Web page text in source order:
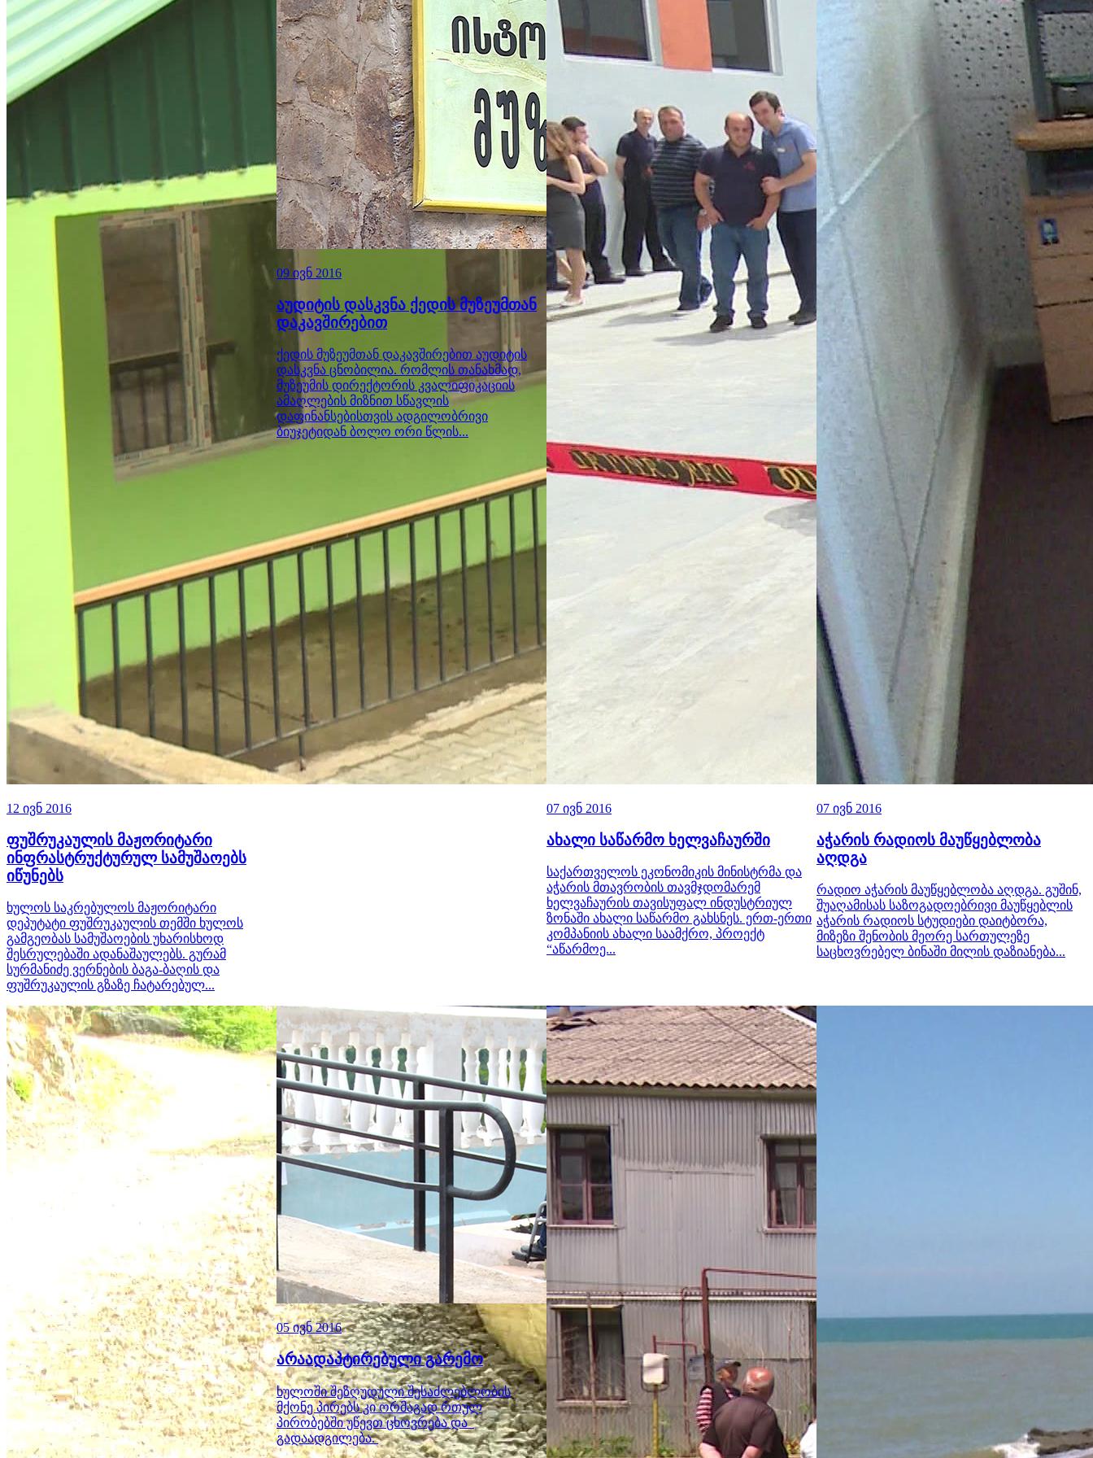
12 ივნ 2016
ფუშრუკაულის მაჟორიტარი
ინფრასტრუქტურულ სამუშაოებს
იწუნებს
ხულოს საკრებულოს მაჟორიტარი
დეპუტატი ფუშრუკაულის თემში ხულოს
გამგეობას სამუშაოების უხარისხოდ
შესრულებაში ადანაშაულებს. გურამ
სურმანიძე ვერნების ბაგა-ბაღის და
ფუშრუკაულის გზაზე ჩატარებულ...
09 ივნ 2016
აუდიტის დასკვნა ქედის მუზეუმთან
დაკავშირებით
ქედის მუზეუმთან დაკავშირებით აუდიტის
დასკვნა ცნობილია. რომლის თანახმად,
მუზეუმის დირექტორის კვალიფიკაციის
ამაღლების მიზნით სწავლის
დაფინანსებისთვის ადგილობრივი
ბიუჯეტიდან ბოლო ორი წლის...
07 ივნ 2016
ახალი საწარმო ხელვაჩაურში
საქართველოს ეკონომიკის მინისტრმა და
აჭარის მთავრობის თავმჯდომარემ
ხელვაჩაურის თავისუფალ ინდუსტრიულ
ზონაში ახალი საწარმო გახსნეს. ერთ-ერთი
კომპანიის ახალი საამქრო, პროექტ
“აწარმოე...
07 ივნ 2016
აჭარის რადიოს მაუწყებლობა
აღდგა
რადიო აჭარის მაუწყებლობა აღდგა. გუშინ,
შუაღამისას საზოგადოებრივი მაუწყებლის
აჭარის რადიოს სტუდიები დაიტბორა,
მიზეზი შენობის მეორე სართულეზე
საცხოვრებელ ბინაში მილის დაზიანება...
05 ივნ 2016
არაადაპტირებული გარემო
ხულოში შეზღუდული შესაძლებლობის
მქონე პირებს კი ორმაგად რთულ
პირობებში უწევთ ცხოვრება და
გადაადგილება.